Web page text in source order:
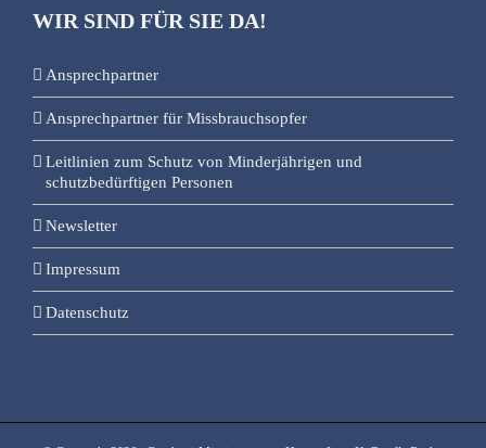
WIR SIND FÜR SIE DA!
Ansprechpartner
Ansprechpartner für Missbrauchsopfer
Leitlinien zum Schutz von Minderjährigen und
schutzbedürftigen Personen
Newsletter
Impressum
Datenschutz